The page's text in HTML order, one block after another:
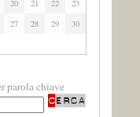
20 21 22
23
27 28 29
30
parola chiave